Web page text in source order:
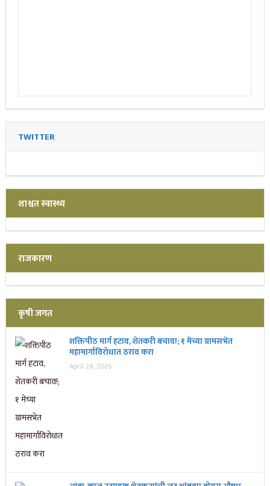
TWITTER
शाश्वत स्वास्थ्य
राजकारण
कृषी जगत
शक्तिपीठ मार्ग हटाव, शेतकरी बचाव!; १ मेच्या ग्रामसभेत
महामार्गाविरोधात ठराव करा
April 28, 2026